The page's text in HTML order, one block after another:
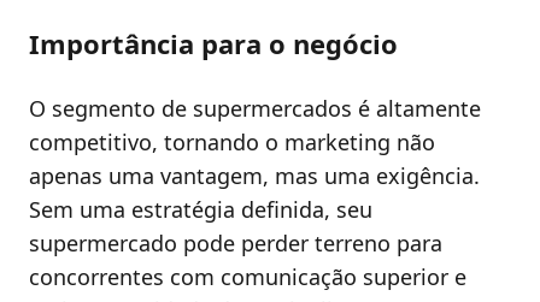
Importância para o negócio
O segmento de supermercados é altamente
competitivo, tornando o marketing não
apenas uma vantagem, mas uma exigência.
Sem uma estratégia definida, seu
supermercado pode perder terreno para
concorrentes com comunicação superior e